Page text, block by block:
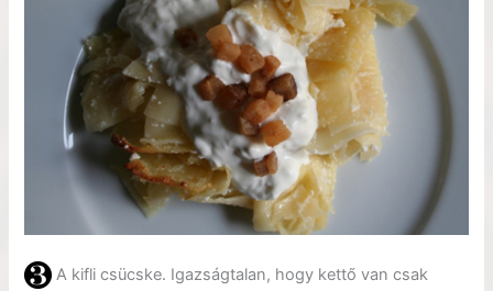
A kifli csücske. Igazságtalan, hogy kettő van csak